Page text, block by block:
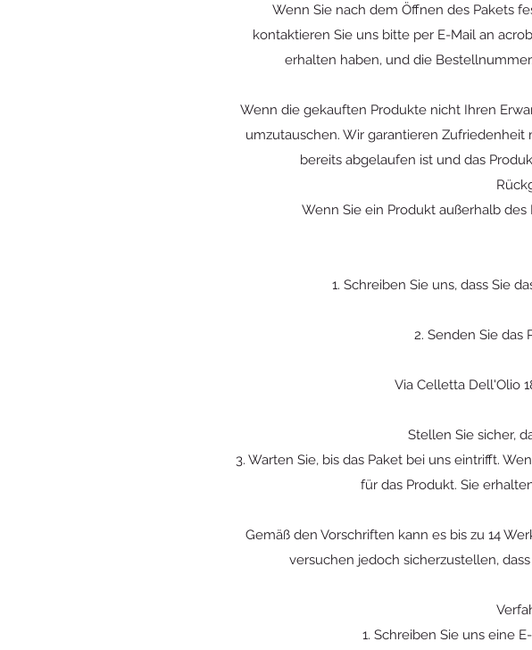
Wenn Sie nach dem Öffnen des Pakets
kontaktieren Sie uns bitte per E-Mail an
erhalten haben, und die
Wenn die gekauften Produkte nicht Ihren
umzutauschen. Wir garantieren Zufriedenheit
bereits abgelaufen ist und das
Wenn Sie ein Produkt außerhalb
1. Schreiben Sie uns, dass Sie
2. Senden Sie das
Via Celletta Dell'Olio
Stellen Sie sicher,
3. Warten Sie, bis das Paket bei uns eintrifft.
für das Produkt. Sie
Gemäß den Vorschriften kann es bis zu 14
versuchen jedoch sicherzustellen,
1. Schreiben Sie uns eine